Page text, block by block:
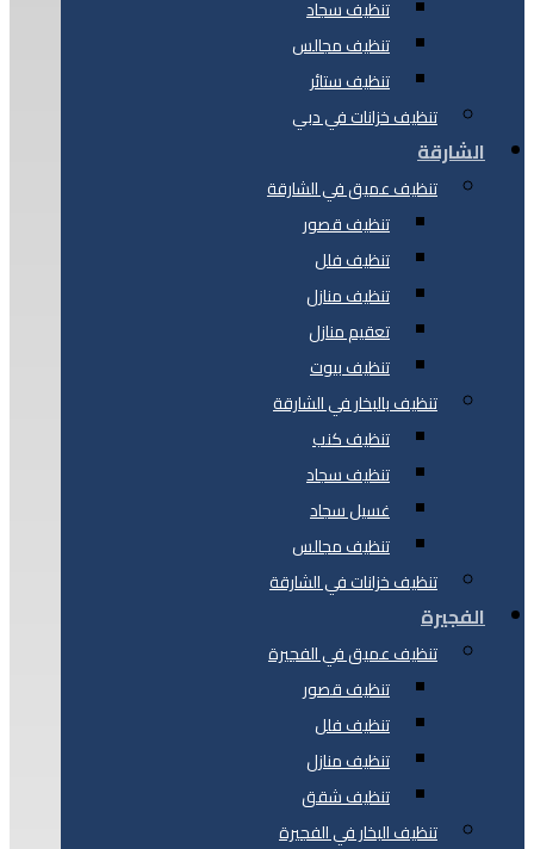
تنظيف سجاد
تنظيف مجالس
تنظيف ستائر
تنظيف خزانات في دبي
الشارقة
تنظيف عميق في الشارقة
تنظيف قصور
تنظيف فلل
تنظيف منازل
تعقيم منازل
تنظيف بيوت
تنظيف بالبخار في الشارقة
تنظيف كنب
تنظيف سجاد
غسيل سجاد
تنظيف مجالس
تنظيف خزانات في الشارقة
الفجيرة
تنظيف عميق في الفجيرة
تنظيف قصور
تنظيف فلل
تنظيف منازل
تنظيف شقق
تنظيف البخار في الفجيرة